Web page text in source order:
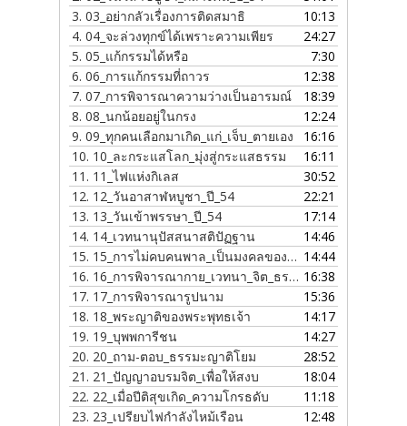
3. 03_อย่ากลัวเรื่องการติดสมาธิ
10:13
4. 04_จะล่วงทุกข์ได้เพราะความเพียร
24:27
5. 05_แก้กรรมได้หรือ
7:30
6. 06_การแก้กรรมที่ถาวร
12:38
7. 07_การพิจารณาความว่างเป็นอารมณ์
18:39
8. 08_นกน้อยอยู่ในกรง
12:24
9. 09_ทุกคนเลือกมาเกิด_แก่_เจ็บ_ตายเอง
16:16
10. 10_ละกระแสโลก_มุ่งสู่กระแสธรรม
16:11
11. 11_ไฟแห่งกิเลส
30:52
12. 12_วันอาสาฬหบูชา_ปี_54
22:21
13. 13_วันเข้าพรรษา_ปี_54
17:14
14. 14_เวทนานุปัสสนาสติปัฏฐาน
14:46
15. 15_การไม่คบคนพาล_เป็นมงคลของชีวิต
14:44
16. 16_การพิจารณากาย_เวทนา_จิต_ธรรม
16:38
17. 17_การพิจารณารูปนาม
15:36
18. 18_พระญาติของพระพุทธเจ้า
14:17
19. 19_บุพพการีชน
14:27
20. 20_ถาม-ตอบ_ธรรมะญาติโยม
28:52
21. 21_ปัญญาอบรมจิต_เพื่อให้สงบ
18:04
22. 22_เมื่อปีติสุขเกิด_ความโกรธดับ
11:18
23. 23_เปรียบไฟกำลังไหม้เรือน
12:48